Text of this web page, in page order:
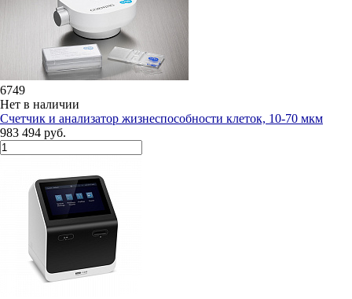
6749
Нет в наличии
Счетчик и анализатор жизнеспособности клеток, 10-70 мкм
983 494 руб.